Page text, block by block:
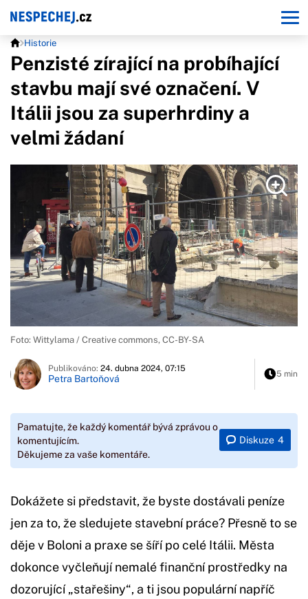
Historie
Penzisté zírající na probíhající
stavbu mají své označení. V
Itálii jsou za superhrdiny a
velmi žádaní
Foto: Wittylama / Creative commons, CC-BY-SA
Publikováno: 24. dubna 2024, 07:15
Petra Bartoňová 5 min
Pamatujte, že každý komentář bývá zprávou o
komentujícím.
Děkujeme za vaše komentáře.
Diskuze 4
Dokážete si představit, že byste dostávali peníze
jen za to, že sledujete stavební práce? Přesně to se
děje v Boloni a praxe se šíří po celé Itálii. Města
dokonce vyčleňují nemalé finanční prostředky na
dozorující „stařešiny“, a ti jsou populární napříč